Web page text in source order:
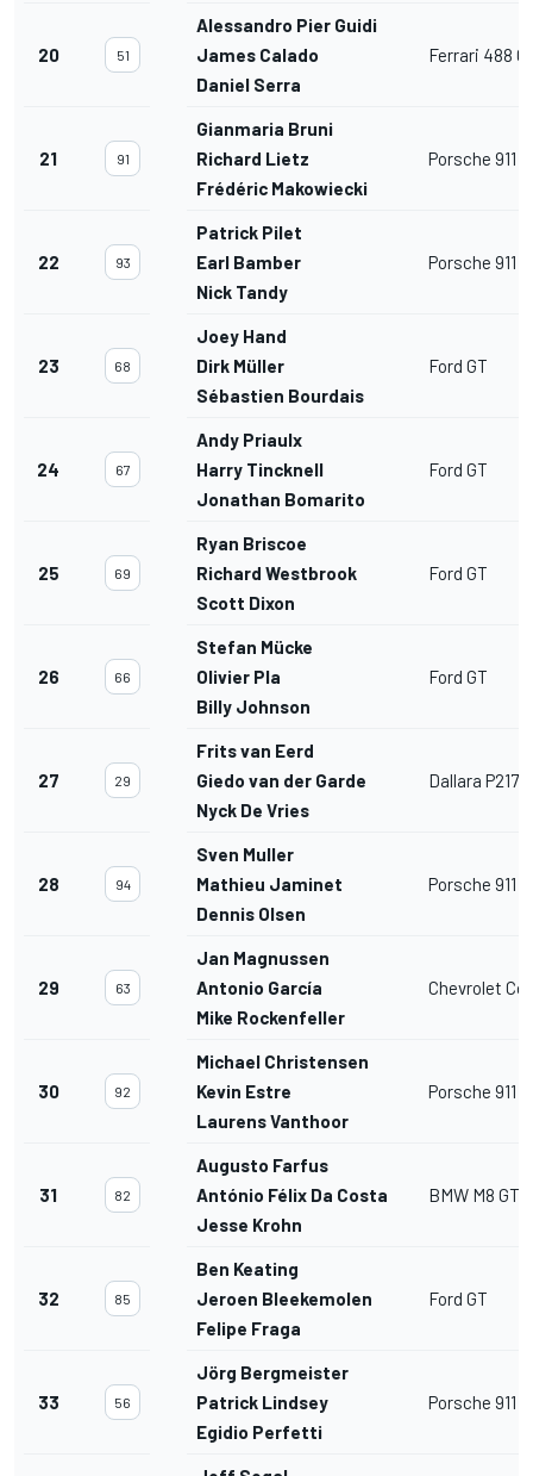
20 51
Alessandro Pier Guidi
James Calado
Daniel Serra
Ferrari 488
21 91
Gianmaria Bruni
Richard Lietz
Frédéric Makowiecki
Porsche 911
22 93
Patrick Pilet
Earl Bamber
Nick Tandy
Porsche 911
23 68
Joey Hand
Dirk Müller
Sébastien Bourdais
Ford GT
24 67
Andy Priaulx
Harry Tincknell
Jonathan Bomarito
Ford GT
25 69
Ryan Briscoe
Richard Westbrook
Scott Dixon
Ford GT
26 66
Stefan Mücke
Olivier Pla
Billy Johnson
Ford GT
27 29
Frits van Eerd
Giedo van der Garde
Nyck De Vries
Dallara P217
28 94
Sven Muller
Mathieu Jaminet
Dennis Olsen
Porsche 911
29 63
Jan Magnussen
Antonio García
Mike Rockenfeller
Chevrolet
30 92
Michael Christensen
Kevin Estre
Laurens Vanthoor
Porsche 911
31 82
Augusto Farfus
António Félix Da Costa
Jesse Krohn
BMW M8 GTE
32 85
Ben Keating
Jeroen Bleekemolen
Felipe Fraga
Ford GT
33 56
Jörg Bergmeister
Patrick Lindsey
Egidio Perfetti
Porsche 911